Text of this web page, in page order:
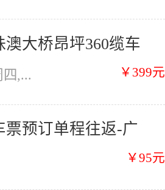
大桥昂坪360缆车
,... ￥399元
预订单程往返-广
￥95元